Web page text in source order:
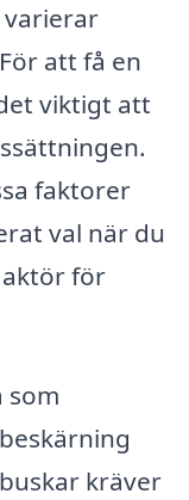
varierar
att få en
viktigt att
faktorer
val när du
för
som
kräver